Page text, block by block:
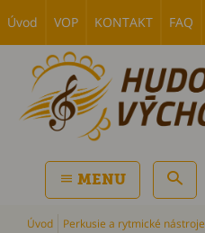
Úvod VOP KONTAKT FAQ
MENU
Úvod Perkusie a rytmické nástroje